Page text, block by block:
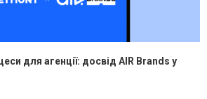
для агенції: досвід AIR Brands у